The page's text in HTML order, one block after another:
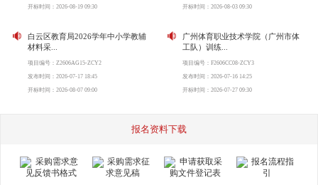
开标时间：2026-08-19 09:30 开标时间：2026-08-03 09:30
白云区教育局2026学年中小学教辅
材料采...
项目编号：Z2606AG15-ZCY2
发布时间：2026-07-17 18:45
开标时间：2026-08-07 09:00
广州体育职业技术学院（广州市体
工队）训练...
项目编号：F2606CC08-ZCY3
发布时间：2026-07-16 14:25
开标时间：2026-07-27 09:30
报名资料下载